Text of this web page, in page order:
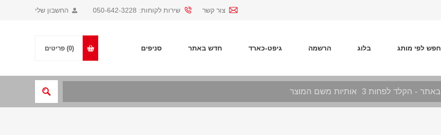
החשבון שלי צור קשר שירות לקוחות: 050-642-3228
חפש לפי מותג בלוג הרשמה גיפט-כארד חדש באתר סניפים (0) פריטים